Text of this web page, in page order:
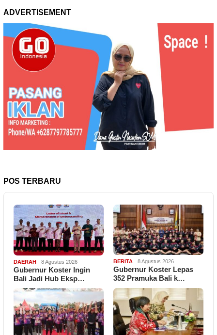
ADVERTISEMENT
POS TERBARU
DAERAH 8 Agustus 2026
Gubernur Koster Ingin
Bali Jadi Hub Eksp…
BERITA 8 Agustus 2026
Gubernur Koster Lepas
352 Pramuka Bali k…